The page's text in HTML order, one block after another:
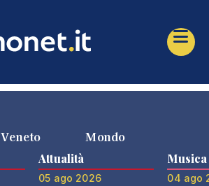
Veneto Mondo
Attualità
05 ago 2026
Musica
04 ago